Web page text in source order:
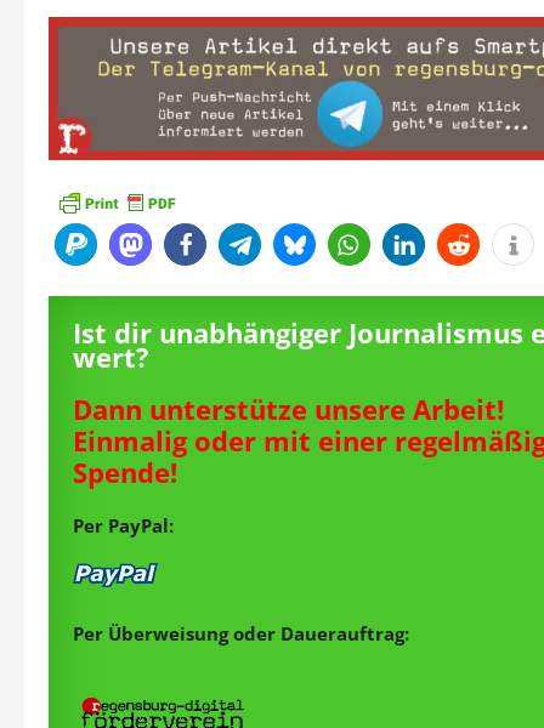
Ist dir unabhängiger Journalismus
wert?
Dann unterstütze unsere Arbeit!
Einmalig oder mit einer
Spende!
Per PayPal:
Per Überweisung oder Dauerauftrag: